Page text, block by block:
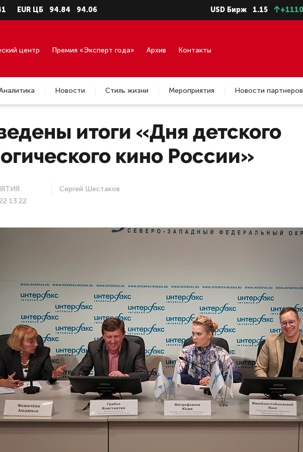
94.84 94.06 USD Бирж 1.15 +11100.87
центр Премия «Эксперт года» Архив Контакты
Новости Стиль жизни Мероприятия
Новости партнеров
итоги «Дня детского
кино России»
13:22
Сергей Шестаков